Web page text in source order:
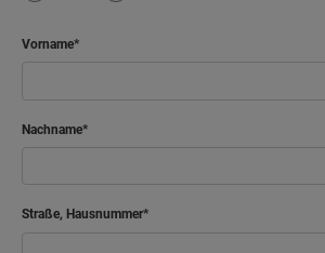
Vorname
Nachname
Straße, Hausnummer